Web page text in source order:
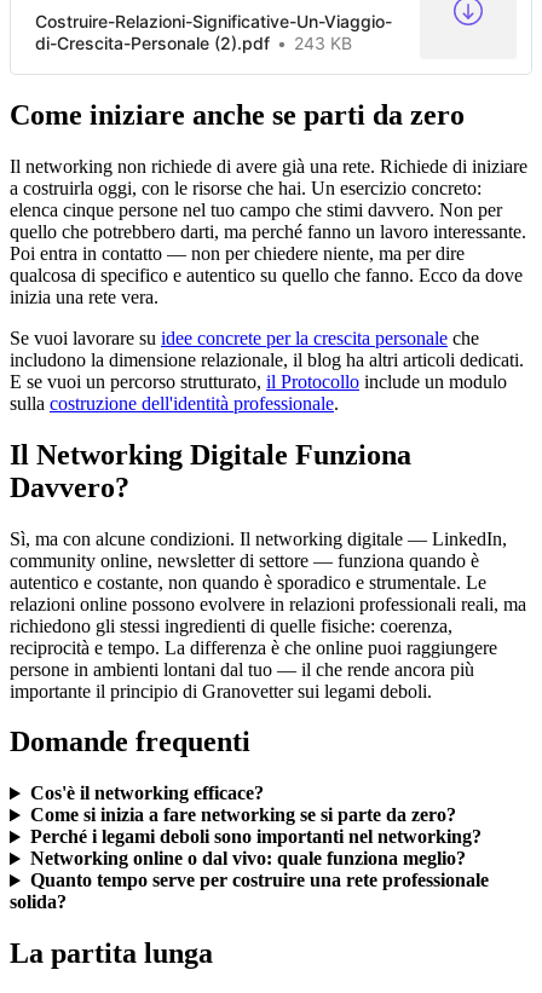
Costruire-Relazioni-Significative-Un-Viaggio-
di-Crescita-Personale (2).pdf
243 KB
Come iniziare anche se parti da zero
Il networking non richiede di avere già una rete. Richiede di iniziare
a costruirla oggi, con le risorse che hai. Un esercizio concreto:
elenca cinque persone nel tuo campo che stimi davvero. Non per
quello che potrebbero darti, ma perché fanno un lavoro interessante.
Poi entra in contatto — non per chiedere niente, ma per dire
qualcosa di specifico e autentico su quello che fanno. Ecco da dove
inizia una rete vera.
Se vuoi lavorare su idee concrete per la crescita personale che
includono la dimensione relazionale, il blog ha altri articoli dedicati.
E se vuoi un percorso strutturato, il Protocollo include un modulo
sulla costruzione dell'identità professionale.
Il Networking Digitale Funziona
Davvero?
Sì, ma con alcune condizioni. Il networking digitale — LinkedIn,
community online, newsletter di settore — funziona quando è
autentico e costante, non quando è sporadico e strumentale. Le
relazioni online possono evolvere in relazioni professionali reali, ma
richiedono gli stessi ingredienti di quelle fisiche: coerenza,
reciprocità e tempo. La differenza è che online puoi raggiungere
persone in ambienti lontani dal tuo — il che rende ancora più
importante il principio di Granovetter sui legami deboli.
Domande frequenti
Cos'è il networking efficace?
Come si inizia a fare networking se si parte da zero?
Perché i legami deboli sono importanti nel networking?
Networking online o dal vivo: quale funziona meglio?
Quanto tempo serve per costruire una rete professionale
solida?
La partita lunga